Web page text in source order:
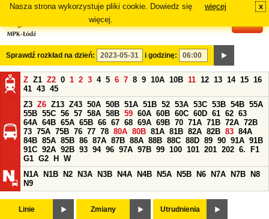
Nasza strona wykorzystuje pliki cookie. Dowiedz się
więcej.
więcej x
Sprawdź rozkład na dzień: i godzinę:
Z Z1 Z2 0 1 2 3 4 5 6 7 8 9 10A 10B 11 12 13 14 15 16
41 43 45
Z3 Z6 Z13 Z43 50A 50B 51A 51B 52 53A 53C 53B 54B 55A
55B 55C 56 57 58A 58B 59 60A 60B 60C 60D 61 62 63
64A 64B 65A 65B 66 67 68 69A 69B 70 71A 71B 72A 72B
73 75A 75B 76 77 78 80A 80B 81A 81B 82A 82B 83 84A
84B 85A 85B 86 87A 87B 88A 88B 88C 88D 89 90 91A 91B
91C 92A 92B 93 94 96 97A 97B 99 100 101 201 202 6.
F1
G1 G2 H
W
N1A
N1B N2 N3A N3B N4A N4B N5A N5B N6 N7A N7B
N8
N9
Linie Zmiany Utrudnienia